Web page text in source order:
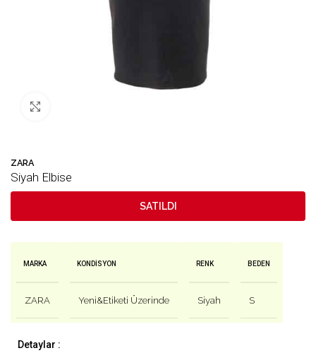
ZARA
Siyah Elbise
SATILDI
MARKA
ZARA
KONDISYON
Yeni&Etiketi Üzerinde
RENK
Siyah
BEDEN
S
Detaylar :